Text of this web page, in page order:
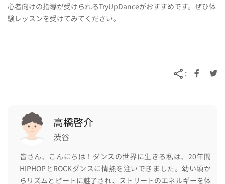
心者向けの指導が受けられるTryUpDanceがおすすめです。ぜひ体
験レッスンを受けてみてください。
:
高橋啓介
渋谷
皆さん、こんにちは！ダンスの世界に生きる私は、20年間
HIPHOPとROCKダンスに情熱を注いできました。幼い頃か
らリズムとビートに魅了され、ストリートのエネルギーを体